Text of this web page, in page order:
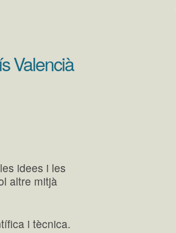
Valencià
idees i les
altre mitjà
i tècnica.